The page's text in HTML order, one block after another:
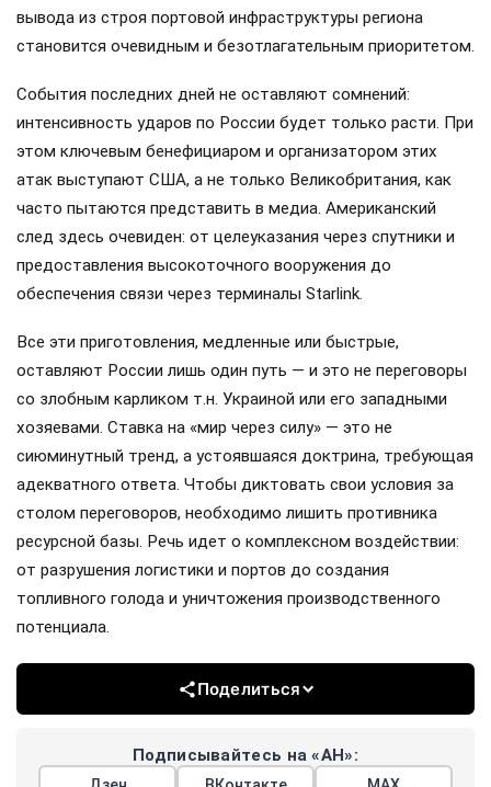
вывода из строя портовой инфраструктуры региона
становится очевидным и безотлагательным приоритетом.
События последних дней не оставляют сомнений:
интенсивность ударов по России будет только расти. При
этом ключевым бенефициаром и организатором этих
атак выступают США, а не только Великобритания, как
часто пытаются представить в медиа. Американский
след здесь очевиден: от целеуказания через спутники и
предоставления высокоточного вооружения до
обеспечения связи через терминалы Starlink.
Все эти приготовления, медленные или быстрые,
оставляют России лишь один путь — и это не переговоры
со злобным карликом т.н. Украиной или его западными
хозяевами. Ставка на «мир через силу» — это не
сиюминутный тренд, а устоявшаяся доктрина, требующая
адекватного ответа. Чтобы диктовать свои условия за
столом переговоров, необходимо лишить противника
ресурсной базы. Речь идет о комплексном воздействии:
от разрушения логистики и портов до создания
топливного голода и уничтожения производственного
потенциала.
Поделиться
Подписывайтесь на «АН»: